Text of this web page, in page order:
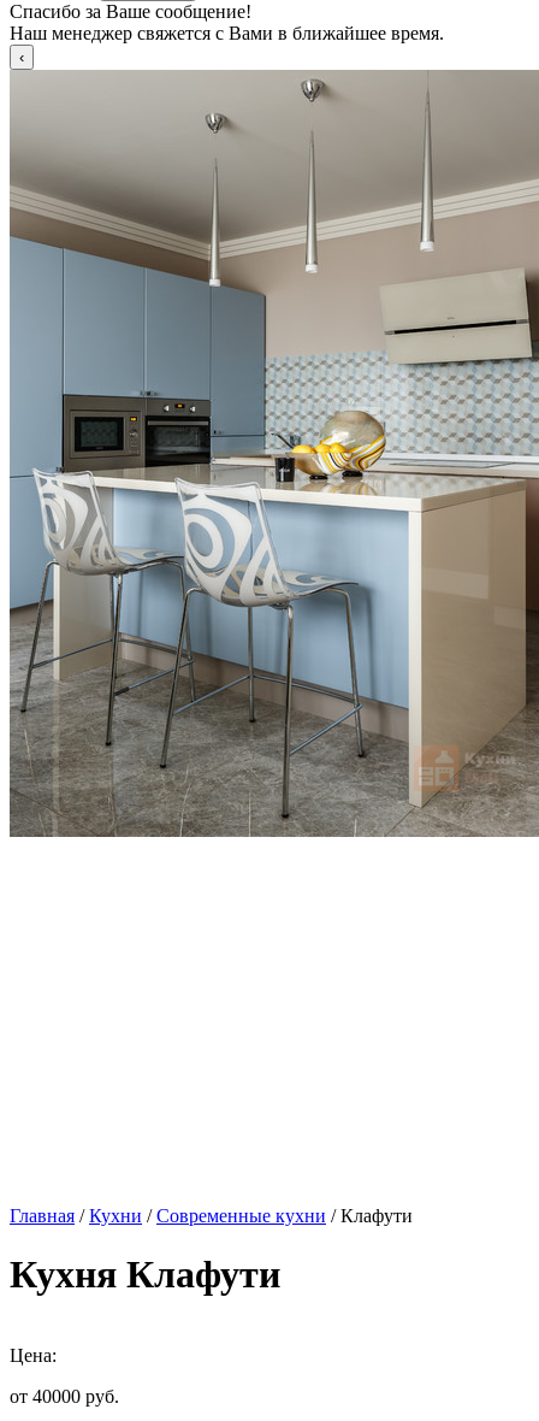
Спасибо за Ваше сообщение!
Наш менеджер свяжется с Вами в ближайшее время.
Главная /Кухни /Современные кухни / Клафути
Кухня Клафути
Цена:
от 40000 руб.